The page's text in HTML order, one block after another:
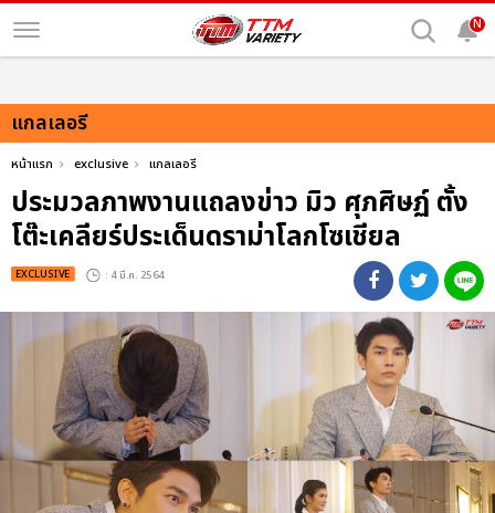
N
แกลเลอรี
หน้าแรก exclusive แกลเลอรี
ประมวลภาพงานแถลงข่าว มิว ศุภศิษฏ์ ตั้ง
โต๊ะเคลียร์ประเด็นดราม่าโลกโซเชียล
EXCLUSIVE : 4 มี.ค. 2564